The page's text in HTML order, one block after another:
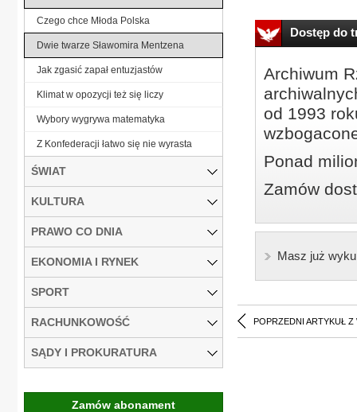
Dostęp do
Archiwum
od 1993
Ponad
Zamów
Masz już
POPRZEDNI ARTYKUŁ Z
Czego chce Młoda Polska
Dwie twarze Sławomira Mentzena
Jak zgasić zapał entuzjastów
Klimat w opozycji też się liczy
Wybory wygrywa matematyka
Z Konfederacji łatwo się nie wyrasta
ŚWIAT
KULTURA
PRAWO CO DNIA
EKONOMIA I RYNEK
SPORT
RACHUNKOWOŚĆ
SĄDY I PROKURATURA
Zamów abonament